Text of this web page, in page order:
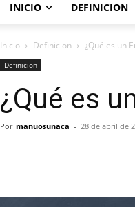
INICIO DEFINICION
Inicio Definicion ¿Qué es un
Definicion
¿Qué es
Por manuosunaca - 28 de abril de